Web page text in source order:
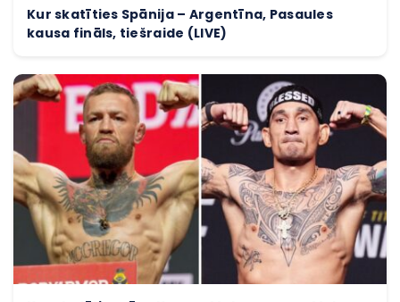
Kur skatīties Spānija – Argentīna, Pasaules
kausa fināls, tiešraide (LIVE)